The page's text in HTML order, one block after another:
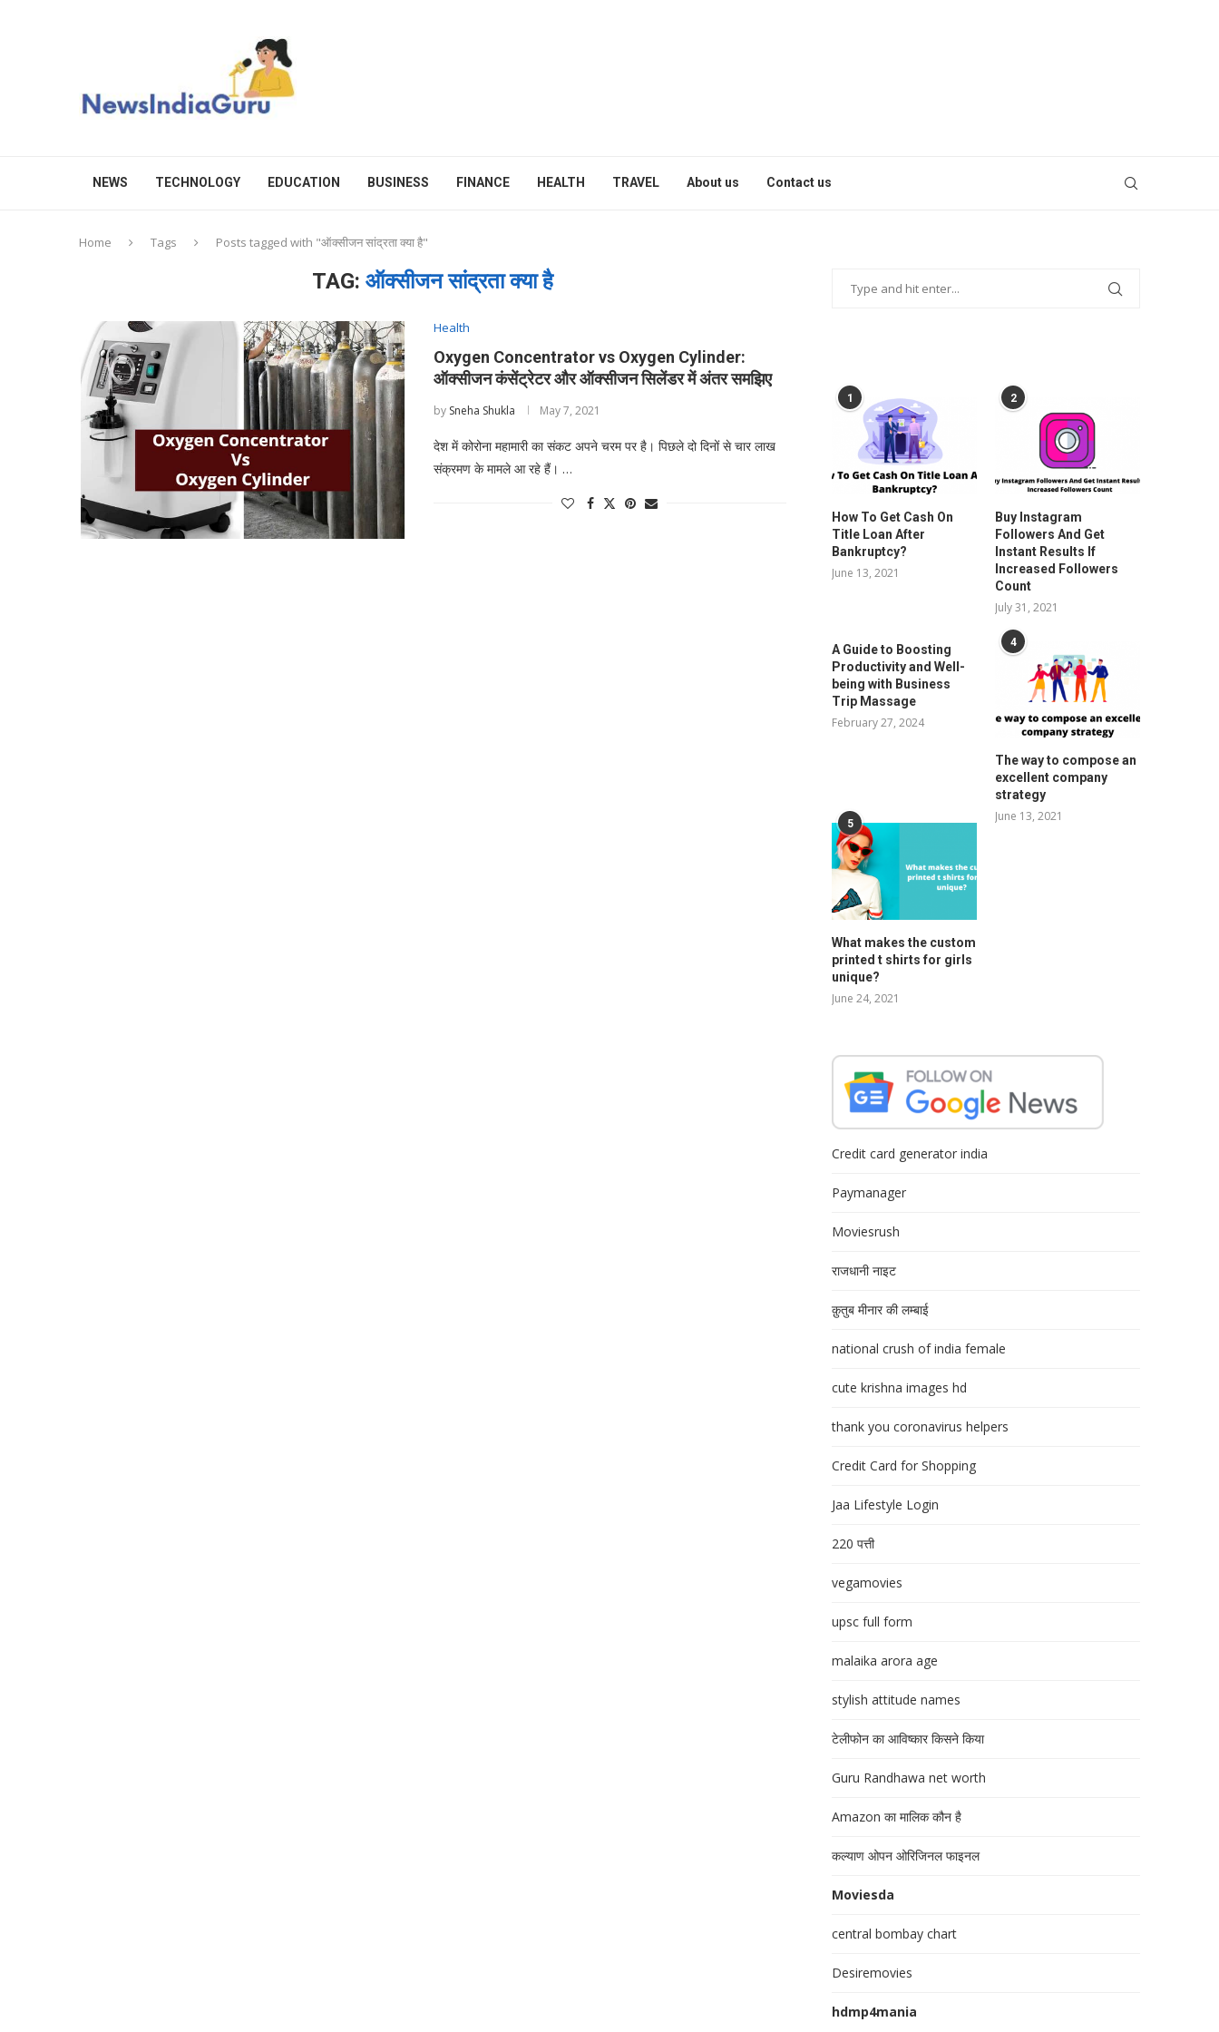
NEWS TECHNOLOGY EDUCATION BUSINESS FINANCE HEALTH TRAVEL About us Contact us
Home Tags Posts tagged with "ऑक्सीजन सांद्रता क्या है"
TAG: ऑक्सीजन सांद्रता क्या है
Health
Oxygen Concentrator vs Oxygen Cylinder:
ऑक्सीजन कंसेंट्रेटर और ऑक्सीजन सिलेंडर में अंतर समझिए
by Sneha Shukla May 7, 2021
देश में कोरोना महामारी का संकट अपने चरम पर है। पिछले दो दिनों से चार लाख
संक्रमण के मामले आ रहे हैं। …
1
How To Get Cash On
Title Loan After
Bankruptcy?
June 13, 2021
2
Buy Instagram
Followers And Get
Instant Results If
Increased Followers
Count
July 31, 2021
A Guide to Boosting
Productivity and Well-
being with Business
Trip Massage
February 27, 2024
4
The way to compose an
excellent company
strategy
June 13, 2021
5
What makes the custom
printed t shirts for girls
unique?
June 24, 2021
Credit card generator india
Paymanager
Moviesrush
राजधानी नाइट
क़ुतुब मीनार की लम्बाई
national crush of india female
cute krishna images hd
thank you coronavirus helpers
Credit Card for Shopping
Jaa Lifestyle Login
220 पत्ती
vegamovies
upsc full form
malaika arora age
stylish attitude names
टेलीफोन का आविष्कार किसने किया
Guru Randhawa net worth
Amazon का मालिक कौन है
कल्याण ओपन ओरिजिनल फाइनल
Moviesda
central bombay chart
Desiremovies
hdmp4mania